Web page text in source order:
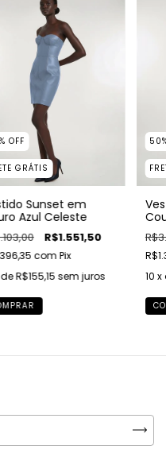
% OFF
GRÁTIS
Sunset em
Azul Celeste
R$1.551,50
com Pix
R$155,15 sem juros
50
10 x